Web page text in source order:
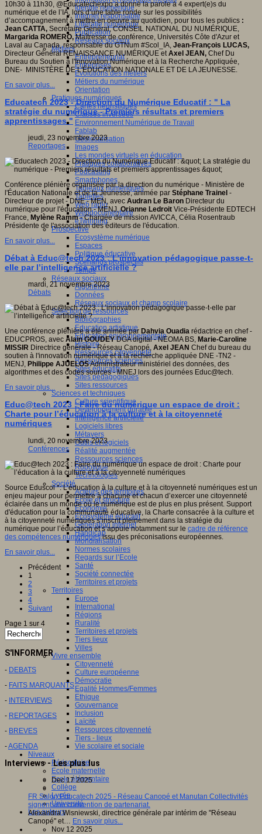
Identité numérique
Internet responsable
Littératie numérique
Publication
Réseaux sociaux
Métiers
Entrepreneuriat
Entreprises
Evolutions des métiers
Métiers du numérique
Orientation
Pratiques numériques
Cartes heuristiques
Classes inversées
Environnement Numérique de Travail
Fablab
Géolocalisation
Images
Les mondes virtuels en éducation
Pratiques collaboratives
Podcasting
Smartphones
Tableaux numériques
Tablettes
Web radio
Webdocumentaire
eTwinning
Prospective
Ecosystème numérique
Espaces
Politique éducative
Scénarios prospectifs
Temps
Réseaux sociaux
Algorithme
Données
Réseaux sociaux et champ scolaire
Sélection de ressources
Bibliographies
Education artistique
Education environnementale
Histoire
Ressources citoyenneté
Ressources sciences
Sites éducatifs
Sites pédagogiques
Sites ressources
Sciences et techniques
Culture scientifique
Développement durable
Intelligence artificielle
Logiciels libres
Métavers
Outils et logiciels
Réalité augmentée
Ressources sciences
Robotique
Technologies
Société
Acteurs des territoires
Ecole et structure
Economie
Ecosystème éducatif
Génération internet
Handicap
Mondialisation
Normes scolaires
Regards sur l’Ecole
Santé
Société connectée
Territoires et projets
Territoires
Europe
International
Régions
Ruralité
Territoires et projets
Tiers lieux
Villes
Vivre ensemble
Citoyenneté
Culture européenne
Démocratie
Egalité Hommes/Femmes
Ethique
Gouvernance
Inclusion
Laïcité
Ressources citoyenneté
Tiers - lieux
Vie scolaire et sociale
Niveaux
Périscolaire
Ecole maternelle
Ecole élémentaire
Collège
Lycée
Université
Les auteurs
10h30 à 11h30, @Educatechexpo a donné la parole à 4 expert(e)s du
numérique et de l’IA, lors d’une table ronde sur les possibilités
d’accompagnement à mettre en oeuvre au quotidien, pour tous les publics :
Jean CATTA, Secrétaire Général, CONSEIL NATIONAL DU NUMÉRIQUE,
Margarida ROMERO,Maîtresse de conférence, Universités Côte d'Azur et
Laval au Canada, responsable du GTNum #Scol_IA, Jean-François LUCAS,
Directeur Général RENAISSANCE NUMÉRIQUE etAxel JEAN, Chef Du
Bureau du Soutien à l'Innovation Numérique et à la Recherche Appliquée,
DNE- MINISTÈRE DE L'ÉDUCATION NATIONALE ET DE LA JEUNESSE.
En savoir plus...
Educatech 2023 - Direction du Numérique Educatif : " La
stratégie du numérique - Premiers résultats et premiers
apprentissages "
jeudi, 23 novembre 2023
Reportages
Conférence plénière organisée par la direction du numérique - Ministère de
l'Éducation Nationale et de la Jeunesse, animée par Stéphane Trainel -
Directeur de projet - DNE - MEN, avec Audran Le Baron Directeur du
numérique pour l'éducation - MENJ,Orianne Ledroit Vice-Présidente EDTECH
France, Mylène Ramm- Chargée de mission AVICCA, Célia Rosentraub
Présidente de l'association des éditeurs de l'éducation.
En savoir plus...
Débat à Educ@tech 2023 : L’innovation pédagogique passe-t-
elle par l’intelligence artificielle ?
mardi, 21 novembre 2023
Débats
Une conférence plénière a été animée par Dahvia Ouadia rédactrice en chef -
EDUCPROS, avec Alain GOUDEYDGA digital - NEOMA BS, Marie-Caroline
MISSIR Directrice générale - Réseau Canopé, Axel JEAN Chef du bureau du
soutien à l'innovation numérique et à la recherche appliquée DNE -TN2 -
MENJ, Philippe AJUELOSAdministrateur ministériel des données, des
algorithmes et des codes sources - MNEJ lors des journées Educ@tech.
En savoir plus...
Educ@tech 2023 : Faire du numérique un espace de droit :
Charte pour l’éducation à la culture et à la citoyenneté
numériques
lundi, 20 novembre 2023
Conférences
Source Eduscol *: L’éducation à la culture et à la citoyenneté numériques est un
enjeu majeur pour permettre à chacune et chacun d’exercer une citoyenneté
éclairée dans un monde où le numérique est de plus en plus présent. Support
d'éducation pour la communauté éducative, la Charte consacrée à la culture et
à la citoyenneté numériques s’inscrit pleinement dans la stratégie du
numérique pour l’éducation et s’appuie notamment sur le cadre de référence
des compétences numériquesissu des préconisations européennes.
En savoir plus...
Précédent
1
2
3
4
Suivant
Page 1 sur 4
S'INFORMER
- DEBATS
- FAITS MARQUANTS
- INTERVIEWS
- REPORTAGES
- BREVES
-AGENDA
Interviews - Les plus lus
Dec 17 2025
FR Salon Educatech 2025 - Réseau Canopé et Manutan Collectivités
signent une convention de partenariat.
Alexandra Wisniewski, directrice générale par intérim de "Réseau
Canopé" et… En savoir plus...
Nov 12 2025